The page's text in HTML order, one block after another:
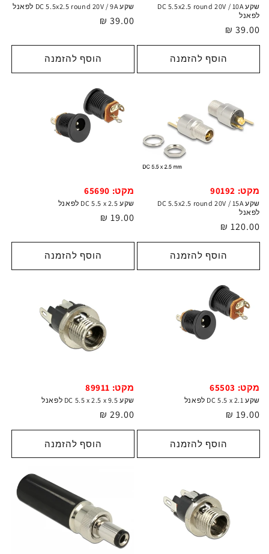
שקע DC 5.5x2.5 round 20V / 10A
לפאנל
מחיר
רגיל
39.00 ₪
הוסף להזמנה
שקע DC 5.5x2.5 round 20V / 9A לפאנל
מחיר
39.00 ₪
הוסף להזמנה
מקט: 90192
שקע DC 5.5x2.5 round 20V / 15A
לפאנל
מחיר
רגיל
120.00 ₪
הוסף להזמנה
מקט: 65690
שקע DC 5.5 x 2.5 לפאנל
מחיר
19.00 ₪
הוסף להזמנה
מקט: 65503
שקע DC 5.5 x 2.1 לפאנל
מחיר
רגיל
19.00 ₪
הוסף להזמנה
מקט: 89911
שקע DC 5.5 x 2.5 x 9.5 לפאנל
מחיר
רגיל
29.00 ₪
הוסף להזמנה